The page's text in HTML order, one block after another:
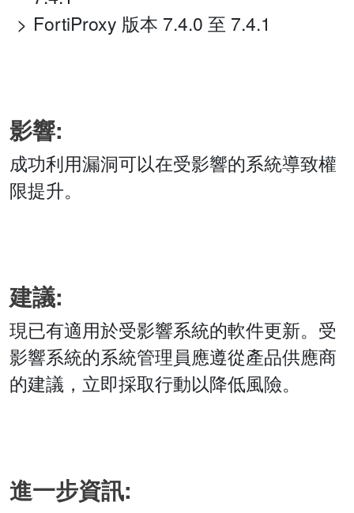
FortiProxy 版本 7.4.0 至 7.4.1
影響:
成功利用漏洞可以在受影響的系統導致權
限提升。
建議:
現已有適用於受影響系統的軟件更新。受
影響系統的系統管理員應遵從產品供應商
的建議，立即採取行動以降低風險。
進一步資訊: